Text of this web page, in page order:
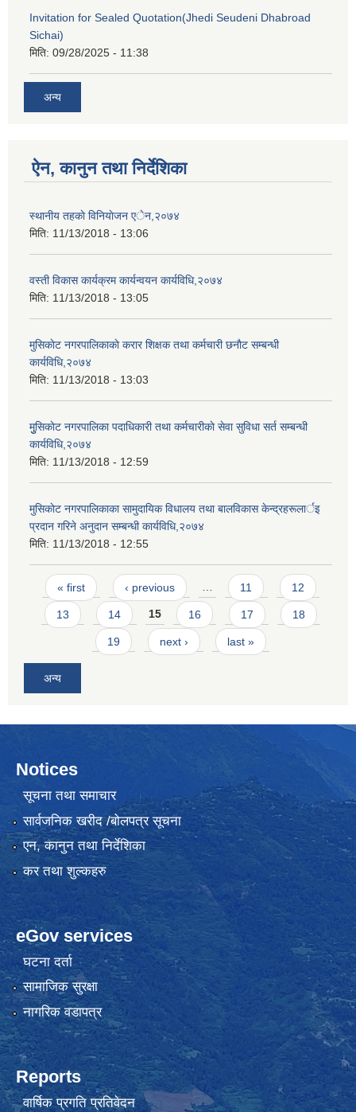
Invitation for Sealed Quotation(Jhedi Seudeni Dhabroad
Sichai)
मिति: 09/28/2025 - 11:38
अन्य
ऐन, कानुन तथा निर्देशिका
स्थानीय तहकाे विनियाेजन एेन,२०७४
मिति: 11/13/2018 - 13:06
वस्ती विकास कार्यक्रम कार्यन्वयन कार्यविधि,२०७४
मिति: 11/13/2018 - 13:05
मुसिकाेट नगरपालिकाकाे करार शिक्षक तथा कर्मचारी छनाैट सम्बन्धी
कार्यविधि,२०७४
मिति: 11/13/2018 - 13:03
मुुसिकाेट नगरपालिका पदाधिकारी तथा कर्मचारीकाे सेवा सुविधा सर्त सम्बन्धी
कार्यविधि,२०७४
मिति: 11/13/2018 - 12:59
मुसिकाेट नगरपालिकाका सामुदायिक विधालय तथा बालविकास केन्द्रहरूलार्इ
प्रदान गरिने अनुदान सम्बन्धी कार्यविधि,२०७४
मिति: 11/13/2018 - 12:55
Pages
« first ‹ previous … 11 12
13 14 15 16 17 18
19 next › last »
अन्य
Notices
सूचना तथा समाचार
सार्वजनिक खरीद /बोलपत्र सूचना
एन, कानुन तथा निर्देशिका
कर तथा शुल्कहरु
eGov services
घटना दर्ता
सामाजिक सुरक्षा
नागरिक वडापत्र
Reports
वार्षिक प्रगति प्रतिवेदन